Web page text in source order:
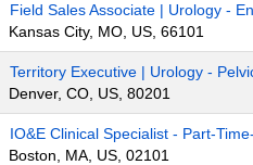
Field Sales Associate | Urology -
Kansas City, MO, US, 66101
Territory Executive | Urology -
Denver, CO, US, 80201
IO&E Clinical Specialist - Part-
Boston, MA, US, 02101